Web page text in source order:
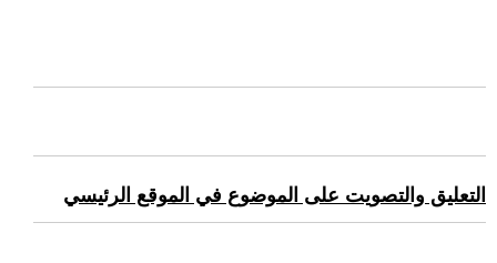
التعليق والتصويت على الموضوع في الموقع الرئيسي